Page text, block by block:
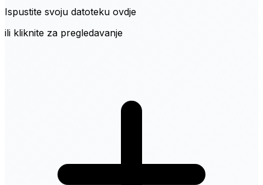
Ispustite svoju datoteku ovdje
ili kliknite za pregledavanje